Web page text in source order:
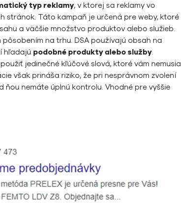
typ reklamy, v ktorej sa reklamy vo
stránok. Táto kampaň je určená pre weby, ktoré
a väčšie množstvo produktov alebo služieb.
na trhu. DSA používajú obsah na
hľadajú podobné produkty alebo služby.
jedinečné kľúčové slová, ktoré vám nemusia
však prináša riziko, že pri nesprávnom zvolení
nemáte úplnú kontrolu. Vhodné pre vyššie